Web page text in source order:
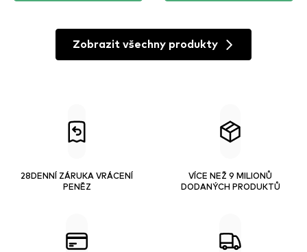
Zobrazit všechny produkty
28DENNÍ ZÁRUKA VRÁCENÍ
PENĚZ
VÍCE NEŽ 9 MILIONŮ
DODANÝCH PRODUKTŮ